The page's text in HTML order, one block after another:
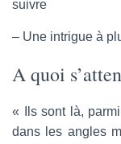
suivre
– Une intrigue à
A quoi
« Ils sont là,
dans les angles